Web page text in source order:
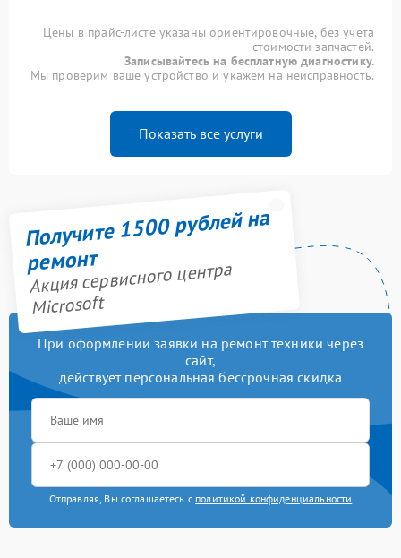
Цены в прайс-листе указаны ориентировочные, без учета
стоимости запчастей.
Записывайтесь на бесплатную диагностику.
Мы проверим ваше устройство и укажем на неисправность.
Показать все услуги
Получите 1500 рублей на
ремонт
Акция сервисного центра
Microsoft
При оформлении заявки на ремонт техники через
сайт,
действует персональная бессрочная скидка
Отправляя, Вы соглашаетесь с политикой конфиденциальности